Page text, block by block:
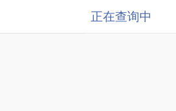
正在查询中